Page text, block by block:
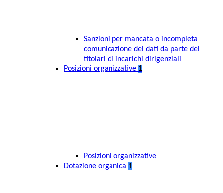
Sanzioni per mancata o incompleta
comunicazione dei dati da parte dei
titolari di incarichi dirigenziali
Posizioni organizzative 1
Posizioni organizzative
Dotazione organica 1